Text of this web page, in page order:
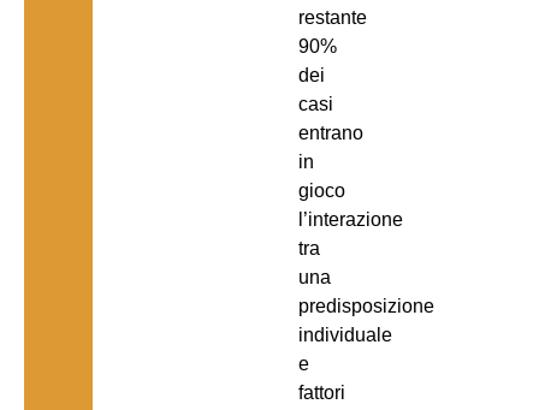
restante
90%
dei
casi
entrano
in
gioco
l’interazione
tra
una
predisposizione
individuale
e
fattori